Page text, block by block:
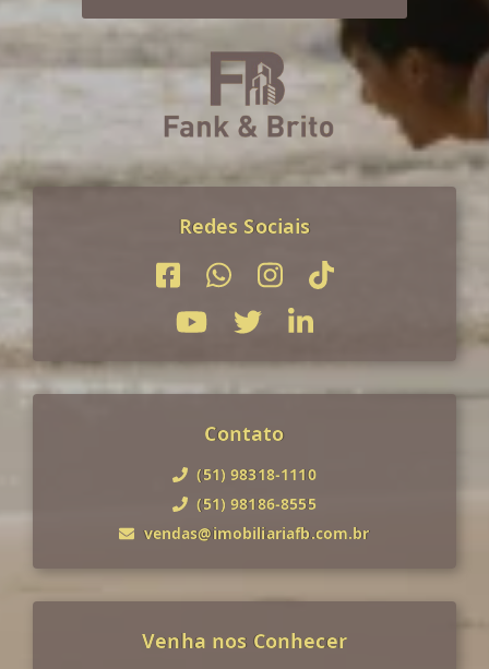
Redes Sociais
Contato
(51) 98318-1110
(51) 98186-8555
vendas@imobiliariafb.com.br
Venha nos Conhecer